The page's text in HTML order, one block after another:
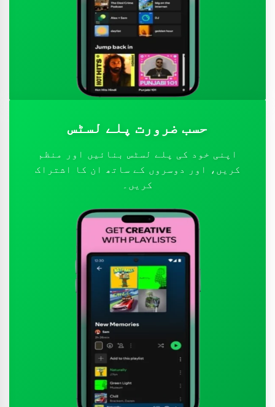
حسب ضرورت پلے لسٹس
اپنی خود کی پلے لسٹس بنائیں اور منظم
کریں، اور دوسروں کے ساتھ ان کا اشتراک
کریں۔